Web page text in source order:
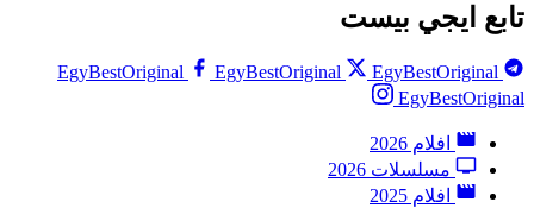
تابع ايجي بيست
EgyBestOriginal EgyBestOriginal
EgyBestOriginal
EgyBestOriginal
افلام 2026
مسلسلات 2026
افلام 2025